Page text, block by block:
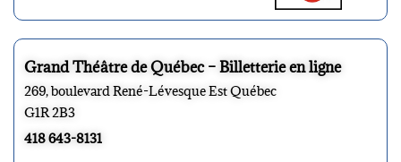
Grand Théâtre de Québec – Billetterie en ligne
269, boulevard René-Lévesque Est Québec
G1R 2B3
418 643-8131